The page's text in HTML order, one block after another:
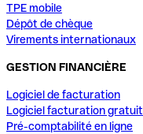
TPE mobile
Dépôt de chèque
Virements internationaux
GESTION FINANCIÈRE
Logiciel de facturation
Logiciel facturation gratuit
Pré-comptabilité en ligne